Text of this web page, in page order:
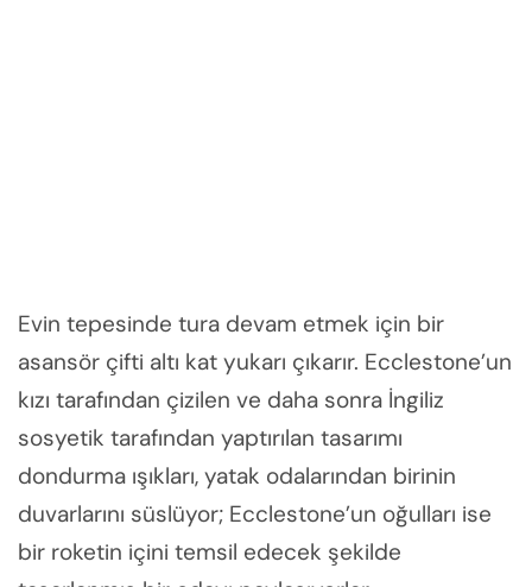
Evin tepesinde tura devam etmek için bir
asansör çifti altı kat yukarı çıkarır. Ecclestone’un
kızı tarafından çizilen ve daha sonra İngiliz
sosyetik tarafından yaptırılan tasarımı
dondurma ışıkları, yatak odalarından birinin
duvarlarını süslüyor; Ecclestone’un oğulları ise
bir roketin içini temsil edecek şekilde